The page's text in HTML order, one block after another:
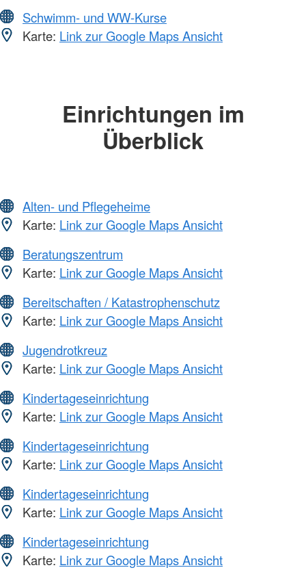
Schwimm- und WW-Kurse
Karte: Link zur Google Maps Ansicht
Einrichtungen im
Überblick
Alten- und Pflegeheime
Karte: Link zur Google Maps Ansicht
Beratungszentrum
Karte: Link zur Google Maps Ansicht
Bereitschaften / Katastrophenschutz
Karte: Link zur Google Maps Ansicht
Jugendrotkreuz
Karte: Link zur Google Maps Ansicht
Kindertageseinrichtung
Karte: Link zur Google Maps Ansicht
Kindertageseinrichtung
Karte: Link zur Google Maps Ansicht
Kindertageseinrichtung
Karte: Link zur Google Maps Ansicht
Kindertageseinrichtung
Karte: Link zur Google Maps Ansicht